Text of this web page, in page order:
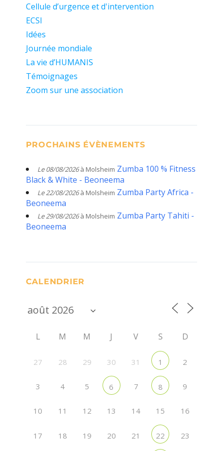
Cellule d’urgence et d'intervention
ECSI
Idées
Journée mondiale
La vie d’HUMANIS
Témoignages
Zoom sur une association
PROCHAINS ÉVÈNEMENTS
Le 08/08/2026à Molsheim Zumba 100 % Fitness
Black & White - Beoneema
Le 22/08/2026à Molsheim Zumba Party Africa -
Beoneema
Le 29/08/2026à Molsheim Zumba Party Tahiti -
Beoneema
CALENDRIER
L M M J V S D
27 28 29 30 31 1 2
3 4 5 6 7 8 9
10 11 12 13 14 15 16
17 18 19 20 21 22 23